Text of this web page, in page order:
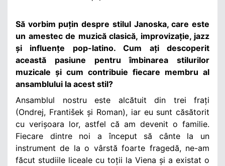
Să vorbim puțin despre stilul Janoska, care este
un amestec de muzică clasică, improvizație, jazz
și influențe pop-latino. Cum ați descoperit
această pasiune pentru îmbinarea stilurilor
muzicale și cum contribuie fiecare membru al
ansamblului la acest stil?
Ansamblul nostru este alcătuit din trei frați
(Ondrej, František și Roman), iar eu sunt căsătorit
cu verișoara lor, astfel că am devenit o familie.
Fiecare dintre noi a început să cânte la un
instrument de la o vârstă foarte fragedă, ne-am
făcut studiile liceale cu toții la Viena și a existat o